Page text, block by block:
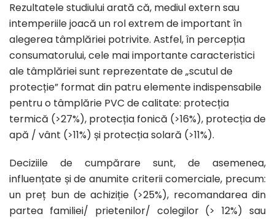
Rezultatele studiului arată că, mediul extern sau
intemperiile joacă un rol extrem de important în
alegerea tâmplăriei potrivite. Astfel, în percepția
consumatorului, cele mai importante caracteristici
ale tâmplăriei sunt reprezentate de „scutul de
protecție” format din patru elemente indispensabile
pentru o tâmplărie PVC de calitate: protecția
termică (>27%), protecția fonică (>16%), protecția de
apă / vânt (>11%) și protecția solară (>11%).
Deciziile de cumpărare sunt, de asemenea,
influențate și de anumite criterii comerciale, precum:
un preț bun de achiziție (>25%), recomandarea din
partea familiei/ prietenilor/ colegilor (> 12%) sau